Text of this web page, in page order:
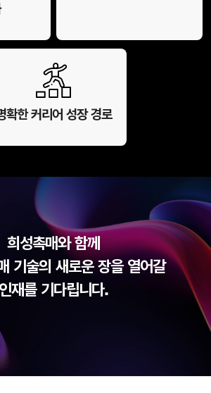
확한 커리어 성장 경로
희성촉매와 함께
기술의 새로운 장을 열어갈
인재를 기다립니다.